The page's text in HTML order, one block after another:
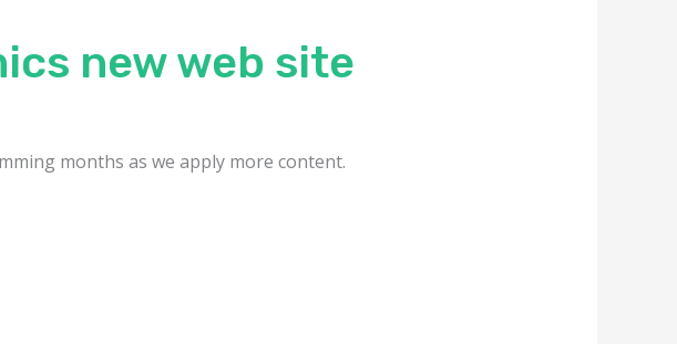
new web site
months as we apply more content.